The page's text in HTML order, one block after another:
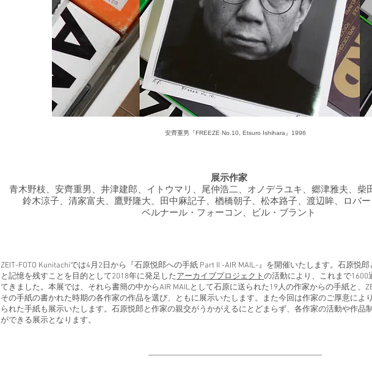
安齊重男『FREEZE No.10, Etsuro Ishihara』1996
展示作家
青木野枝、安齊重男、井津建郎、イトウマリ、尾仲浩二、オノデラユキ、郷津雅夫、柴
鈴木涼子、清家富夫、鷹野隆大、田中麻記子、楢橋朝子、松本路子、渡辺眸、ロバ
ベルナール・フォーコン、ビル・ブラント
ZEIT-FOTO Kunitachiでは4月2日から『石原悦郎への手紙 Part II -AIR MAIL-』を開催いたします。石原悦郎
と記憶を残すことを目的として2018年に発足したアーカイブプロジェクトの活動により、これまで
てきました。本展では、それら書簡の中からAIR MAILとして石原に送られた19人の作家からの手紙と、
その手紙の書かれた時期の各作家の作品を選び、ともに展示いたします。また今回は作家のご厚意によ
られた手紙も展示いたします。石原悦郎と作家の親交がうかがえるにとどまらず、各作家の活動や作品
ができる展示となります。